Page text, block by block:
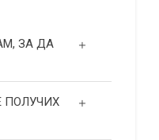
ЗА ДА
ПОЛУЧИХ